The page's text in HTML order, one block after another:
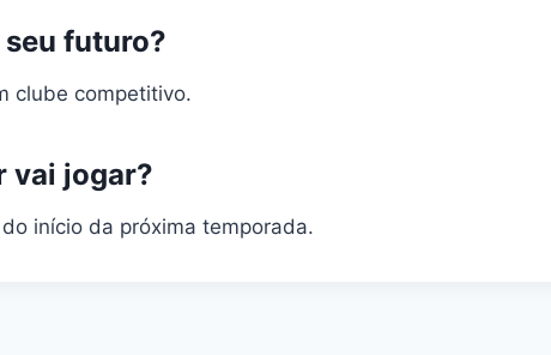
futuro?
clube competitivo.
vai jogar?
início da próxima temporada.